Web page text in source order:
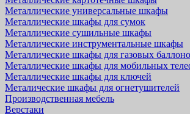
Металлические универсальные шкафы
Металлические шкафы для сумок
Металлические сушильные шкафы
Металлические инструментальные шкафы
Металлические шкафы для газовых
Металлические шкафы для мобильных
Металлические шкафы для ключей
Металические шкафы для огнетушителей
Производственная мебель
Верстаки